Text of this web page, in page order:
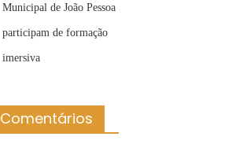
Municipal de João Pessoa
participam de formação
imersiva
Comentários